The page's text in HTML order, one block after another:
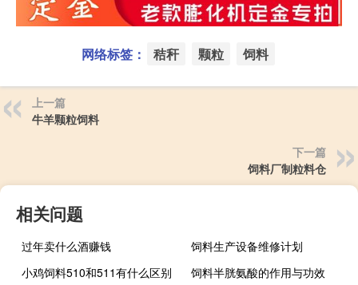
网络标签： 秸秆 颗粒 饲料
上一篇
牛羊颗粒饲料
下一篇
饲料厂制粒料仓
相关问题
过年卖什么酒赚钱
饲料生产设备维修计划
小鸡饲料510和511有什么区别
饲料半胱氨酸的作用与功效